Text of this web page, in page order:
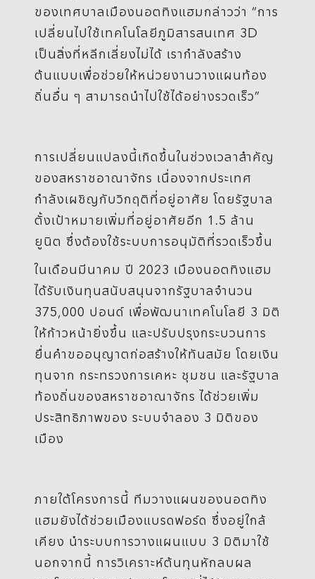
ของเทศบาลเมืองนอตทิงแฮมกล่าวว่า “การ
เปลี่ยนไปใช้เทคโนโลยีภูมิสารสนเทศ 3D
เป็นสิ่งที่หลีกเลี่ยงไม่ได้ เรากำลังสร้าง
ต้นแบบเพื่อช่วยให้หน่วยงานวางแผนท้อง
ถิ่นอื่น ๆ สามารถนำไปใช้ได้อย่างรวดเร็ว”
การเปลี่ยนแปลงนี้เกิดขึ้นในช่วงเวลาสำคัญ
ของสหราชอาณาจักร เนื่องจากประเทศ
กำลังเผชิญกับวิกฤติที่อยู่อาศัย โดยรัฐบาล
ตั้งเป้าหมายเพิ่มที่อยู่อาศัยอีก 1.5 ล้าน
ยูนิต ซึ่งต้องใช้ระบบการอนุมัติที่รวดเร็วขึ้น
ในเดือนมีนาคม ปี 2023 เมืองนอตทิงแฮม
ได้รับเงินทุนสนับสนุนจากรัฐบาลจำนวน
375,000 ปอนด์ เพื่อพัฒนาเทคโนโลยี 3 มิติ
ให้ก้าวหน้ายิ่งขึ้น และปรับปรุงกระบวนการ
ยื่นคำขออนุญาตก่อสร้างให้ทันสมัย โดยเงิน
ทุนจาก กระทรวงการเคหะ ชุมชน และรัฐบาล
ท้องถิ่นของสหราชอาณาจักร ได้ช่วยเพิ่ม
ประสิทธิภาพของ ระบบจำลอง 3 มิติของ
เมือง
ภายใต้โครงการนี้ ทีมวางแผนของนอตทิง
แฮมยังได้ช่วยเมืองแบรดฟอร์ด ซึ่งอยู่ใกล้
เคียง นำระบบการวางแผนแบบ 3 มิติมาใช้
นอกจากนี้ การวิเคราะห์ต้นทุนหักลบผล